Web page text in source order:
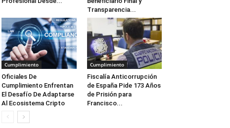
Transparencia...
Cumplimiento
Oficiales De
Cumplimiento Enfrentan
El Desafío De Adaptarse
Al Ecosistema Cripto
Cumplimiento
Fiscalía Anticorrupción
de España Pide 173 Años
de Prisión para
Francisco...